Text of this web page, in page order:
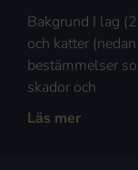
Bakgrund I lag
och katter
bestämmelser
skador och
Läs mer